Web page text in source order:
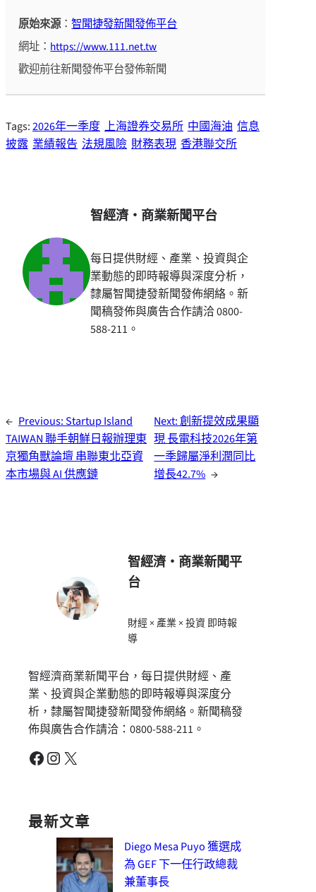
原始來源：智聞捷發新聞發佈平台
網址： https://www.111.net.tw
歡迎前往新聞發佈平台發佈新聞
Tags:2026年一季度 上海證券交易所 中國海油 信息
披露 業績報告 法規風險 財務表現 香港聯交所
智經濟・商業新聞平台
每日提供財經、產業、投資與企
業動態的即時報導與深度分析，
隸屬智聞捷發新聞發佈網絡。新
聞稿發佈與廣告合作請洽 0800-
588-211。
← Previous:Startup Island
TAIWAN 聯手朝鮮日報辦理東
京獨角獸論壇 串聯東北亞資
本市場與 AI 供應鏈
Next:創新提效成果顯
現 長電科技2026年第
一季歸屬淨利潤同比
增長42.7% →
智經濟・商業新聞平
台
財經 × 產業 × 投資 即時報
導
智經濟商業新聞平台，每日提供財經、產
業、投資與企業動態的即時報導與深度分
析，隸屬智聞捷發新聞發佈網絡。新聞稿發
佈與廣告合作請洽：0800-588-211。
Facebook Instagram X
最新文章
Diego Mesa Puyo 獲選成
為 GEF 下一任行政總裁
兼董事長